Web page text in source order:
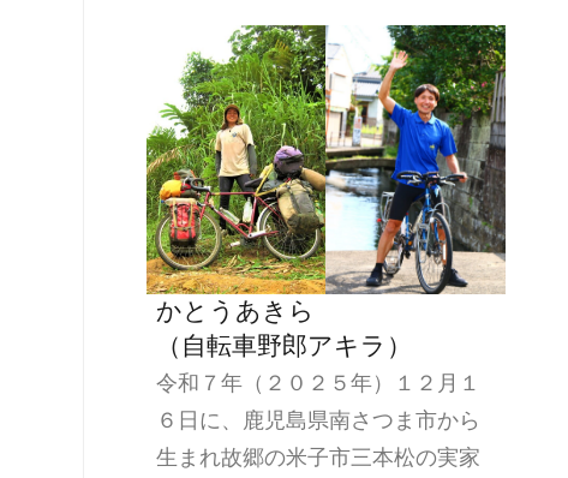
かとうあきら
（自転車野郎アキラ）
令和７年（２０２５年）１２月１
６日に、鹿児島県南さつま市から
生まれ故郷の米子市三本松の実家